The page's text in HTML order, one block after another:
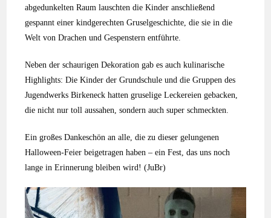
abgedunkelten Raum lauschten die Kinder anschließend
gespannt einer kindgerechten Gruselgeschichte, die sie in die
Welt von Drachen und Gespenstern entführte.
Neben der schaurigen Dekoration gab es auch kulinarische
Highlights: Die Kinder der Grundschule und die Gruppen des
Jugendwerks Birkeneck hatten gruselige Leckereien gebacken,
die nicht nur toll aussahen, sondern auch super schmeckten.
Ein großes Dankeschön an alle, die zu dieser gelungenen
Halloween-Feier beigetragen haben – ein Fest, das uns noch
lange in Erinnerung bleiben wird! (JuBr)